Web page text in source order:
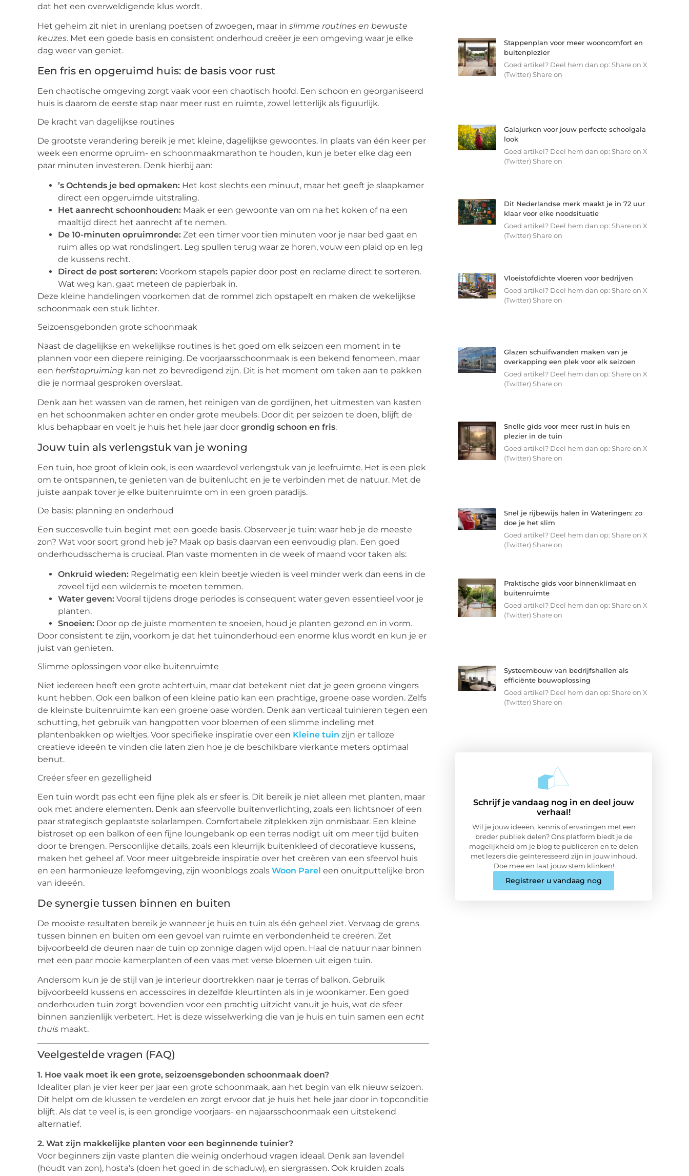
dat het een overweldigende klus wordt.
Het geheim zit niet in urenlang poetsen of zwoegen, maar in slimme routines en bewuste
keuzes. Met een goede basis en consistent onderhoud creëer je een omgeving waar je elke
dag weer van geniet.
Een fris en opgeruimd huis: de basis voor rust
Een chaotische omgeving zorgt vaak voor een chaotisch hoofd. Een schoon en georganiseerd
huis is daarom de eerste stap naar meer rust en ruimte, zowel letterlijk als figuurlijk.
De kracht van dagelijkse routines
De grootste verandering bereik je met kleine, dagelijkse gewoontes. In plaats van één keer per
week een enorme opruim- en schoonmaakmarathon te houden, kun je beter elke dag een
paar minuten investeren. Denk hierbij aan:
’s Ochtends je bed opmaken: Het kost slechts een minuut, maar het geeft je slaapkamer
direct een opgeruimde uitstraling.
Het aanrecht schoonhouden: Maak er een gewoonte van om na het koken of na een
maaltijd direct het aanrecht af te nemen.
De 10-minuten opruimronde: Zet een timer voor tien minuten voor je naar bed gaat en
ruim alles op wat rondslingert. Leg spullen terug waar ze horen, vouw een plaid op en leg
de kussens recht.
Direct de post sorteren: Voorkom stapels papier door post en reclame direct te sorteren.
Wat weg kan, gaat meteen de papierbak in.
Deze kleine handelingen voorkomen dat de rommel zich opstapelt en maken de wekelijkse
schoonmaak een stuk lichter.
Seizoensgebonden grote schoonmaak
Naast de dagelijkse en wekelijkse routines is het goed om elk seizoen een moment in te
plannen voor een diepere reiniging. De voorjaarsschoonmaak is een bekend fenomeen, maar
een herfstopruiming kan net zo bevredigend zijn. Dit is het moment om taken aan te pakken
die je normaal gesproken overslaat.
Denk aan het wassen van de ramen, het reinigen van de gordijnen, het uitmesten van kasten
en het schoonmaken achter en onder grote meubels. Door dit per seizoen te doen, blijft de
klus behapbaar en voelt je huis het hele jaar door grondig schoon en fris.
Jouw tuin als verlengstuk van je woning
Een tuin, hoe groot of klein ook, is een waardevol verlengstuk van je leefruimte. Het is een plek
om te ontspannen, te genieten van de buitenlucht en je te verbinden met de natuur. Met de
juiste aanpak tover je elke buitenruimte om in een groen paradijs.
De basis: planning en onderhoud
Een succesvolle tuin begint met een goede basis. Observeer je tuin: waar heb je de meeste
zon? Wat voor soort grond heb je? Maak op basis daarvan een eenvoudig plan. Een goed
onderhoudsschema is cruciaal. Plan vaste momenten in de week of maand voor taken als:
Onkruid wieden: Regelmatig een klein beetje wieden is veel minder werk dan eens in de
zoveel tijd een wildernis te moeten temmen.
Water geven: Vooral tijdens droge periodes is consequent water geven essentieel voor je
planten.
Snoeien: Door op de juiste momenten te snoeien, houd je planten gezond en in vorm.
Door consistent te zijn, voorkom je dat het tuinonderhoud een enorme klus wordt en kun je er
juist van genieten.
Slimme oplossingen voor elke buitenruimte
Niet iedereen heeft een grote achtertuin, maar dat betekent niet dat je geen groene vingers
kunt hebben. Ook een balkon of een kleine patio kan een prachtige, groene oase worden. Zelfs
de kleinste buitenruimte kan een groene oase worden. Denk aan verticaal tuinieren tegen een
schutting, het gebruik van hangpotten voor bloemen of een slimme indeling met
plantenbakken op wieltjes. Voor specifieke inspiratie over een Kleine tuin zijn er talloze
creatieve ideeën te vinden die laten zien hoe je de beschikbare vierkante meters optimaal
benut.
Creëer sfeer en gezelligheid
Een tuin wordt pas echt een fijne plek als er sfeer is. Dit bereik je niet alleen met planten, maar
ook met andere elementen. Denk aan sfeervolle buitenverlichting, zoals een lichtsnoer of een
paar strategisch geplaatste solarlampen. Comfortabele zitplekken zijn onmisbaar. Een kleine
bistroset op een balkon of een fijne loungebank op een terras nodigt uit om meer tijd buiten
door te brengen. Persoonlijke details, zoals een kleurrijk buitenkleed of decoratieve kussens,
maken het geheel af. Voor meer uitgebreide inspiratie over het creëren van een sfeervol huis
en een harmonieuze leefomgeving, zijn woonblogs zoals Woon Parel een onuitputtelijke bron
van ideeën.
De synergie tussen binnen en buiten
De mooiste resultaten bereik je wanneer je huis en tuin als één geheel ziet. Vervaag de grens
tussen binnen en buiten om een gevoel van ruimte en verbondenheid te creëren. Zet
bijvoorbeeld de deuren naar de tuin op zonnige dagen wijd open. Haal de natuur naar binnen
met een paar mooie kamerplanten of een vaas met verse bloemen uit eigen tuin.
Andersom kun je de stijl van je interieur doortrekken naar je terras of balkon. Gebruik
bijvoorbeeld kussens en accessoires in dezelfde kleurtinten als in je woonkamer. Een goed
onderhouden tuin zorgt bovendien voor een prachtig uitzicht vanuit je huis, wat de sfeer
binnen aanzienlijk verbetert. Het is deze wisselwerking die van je huis en tuin samen een echt
thuis maakt.
Veelgestelde vragen (FAQ)
1. Hoe vaak moet ik een grote, seizoensgebonden schoonmaak doen?
Idealiter plan je vier keer per jaar een grote schoonmaak, aan het begin van elk nieuw seizoen.
Dit helpt om de klussen te verdelen en zorgt ervoor dat je huis het hele jaar door in topconditie
blijft. Als dat te veel is, is een grondige voorjaars- en najaarsschoonmaak een uitstekend
alternatief.
2. Wat zijn makkelijke planten voor een beginnende tuinier?
Voor beginners zijn vaste planten die weinig onderhoud vragen ideaal. Denk aan lavendel
(houdt van zon), hosta’s (doen het goed in de schaduw), en siergrassen. Ook kruiden zoals
Stappenplan voor meer wooncomfort en
buitenplezier
Goed artikel? Deel hem dan op: Share on X
(Twitter) Share on
Galajurken voor jouw perfecte schoolgala
look
Goed artikel? Deel hem dan op: Share on X
(Twitter) Share on
Dit Nederlandse merk maakt je in 72 uur
klaar voor elke noodsituatie
Goed artikel? Deel hem dan op: Share on X
(Twitter) Share on
Vloeistofdichte vloeren voor bedrijven
Goed artikel? Deel hem dan op: Share on X
(Twitter) Share on
Glazen schuifwanden maken van je
overkapping een plek voor elk seizoen
Goed artikel? Deel hem dan op: Share on X
(Twitter) Share on
Snelle gids voor meer rust in huis en
plezier in de tuin
Goed artikel? Deel hem dan op: Share on X
(Twitter) Share on
Snel je rijbewijs halen in Wateringen: zo
doe je het slim
Goed artikel? Deel hem dan op: Share on X
(Twitter) Share on
Praktische gids voor binnenklimaat en
buitenruimte
Goed artikel? Deel hem dan op: Share on X
(Twitter) Share on
Systeembouw van bedrijfshallen als
efficiënte bouwoplossing
Goed artikel? Deel hem dan op: Share on X
(Twitter) Share on
Schrijf je vandaag nog in en deel jouw
verhaal!
Wil je jouw ideeën, kennis of ervaringen met een
breder publiek delen? Ons platform biedt je de
mogelijkheid om je blog te publiceren en te delen
met lezers die geïnteresseerd zijn in jouw inhoud.
Doe mee en laat jouw stem klinken!
Registreer u vandaag nog